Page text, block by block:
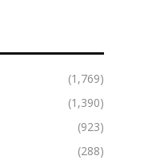
(1,769)
(1,390)
(923)
(288)